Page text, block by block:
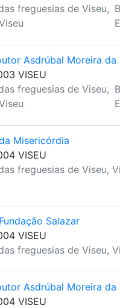
freguesias de Viseu,
Asdrúbal Moreira da
VISEU
freguesias de Viseu,
Misericórdia
VISEU
freguesias de Viseu,
Salazar
VISEU
freguesias de Viseu,
Asdrúbal Moreira da
VISEU